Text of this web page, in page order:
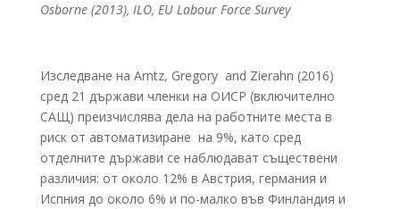
Osborne (2013), ILO, EU Labour Force Survey
Изследване на Arntz, Gregory and Zierahn (2016)
сред 21 държави членки на ОИСР (включително
САЩ) преизчислява дела на работните места в
риск от автоматизиране на 9%, като сред
отделните държави се наблюдават съществени
различия: от около 12% в Австрия, германия и
Испния до около 6% и по-малко във Финландия и